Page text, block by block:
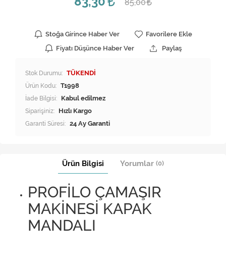
85,00
Stoğa Girince Haber Ver
Favorilere Ekle
Fiyatı Düşünce Haber Ver
Paylaş
Stok Durumu: TÜKENDİ
Ürün Kodu: T1998
İade Bilgisi:
Siparişiniz: Hızlı Kargo
Garanti Süresi: 24 Ay Garanti
Ürün Bilgisi Yorumlar (0)
PROFİLO ÇAMAŞIR
MAKİNESİ KAPAK
MANDALI